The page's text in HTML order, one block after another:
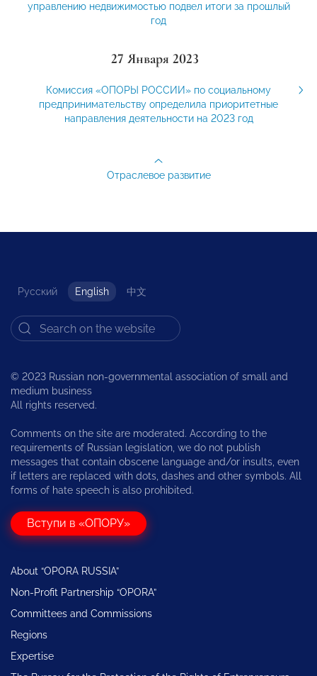
управлению недвижимостью подвел итоги за прошлый
год
27 Января 2023
Комиссия «ОПОРЫ РОССИИ» по социальному
предпринимательству определила приоритетные
направления деятельности на 2023 год
Отраслевое развитие
Русский English 中文
© 2023 Russian non-governmental association of small and
medium business
All rights reserved.
Comments on the site are moderated. According to the
requirements of Russian legislation, we do not publish
messages that contain obscene language and/or insults, even
if letters are replaced with dots, dashes and other symbols. All
forms of hate speech is also prohibited.
Вступи в «ОПОРУ»
About “OPORA RUSSIA”
Non-Profit Partnership “OPORA”
Committees and Commissions
Regions
Expertise